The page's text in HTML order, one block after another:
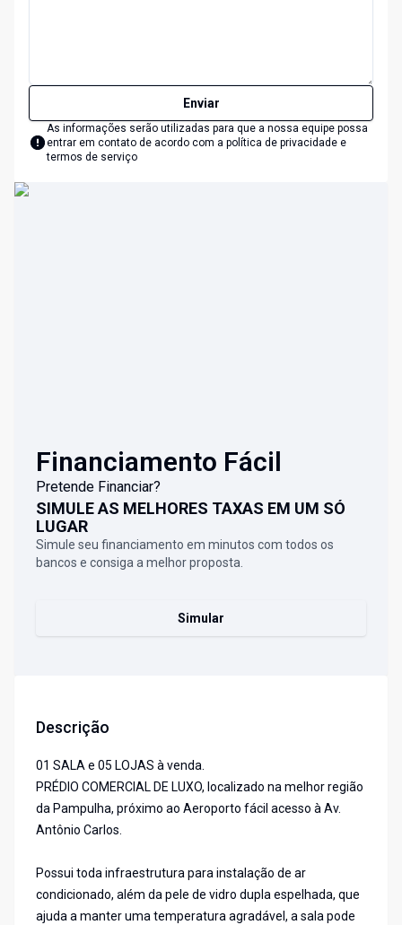
Enviar
As informações serão utilizadas para que a nossa equipe possa
entrar em contato de acordo com a política de privacidade e
termos de serviço
Financiamento Fácil
Pretende Financiar?
SIMULE AS MELHORES TAXAS EM UM SÓ
LUGAR
Simule seu financiamento em minutos com todos os
bancos e consiga a melhor proposta.
Simular
Descrição
01 SALA e 05 LOJAS à venda.
PRÉDIO COMERCIAL DE LUXO, localizado na melhor região
da Pampulha, próximo ao Aeroporto fácil acesso à Av.
Antônio Carlos.
Possui toda infraestrutura para instalação de ar
condicionado, além da pele de vidro dupla espelhada, que
ajuda a manter uma temperatura agradável, a sala pode